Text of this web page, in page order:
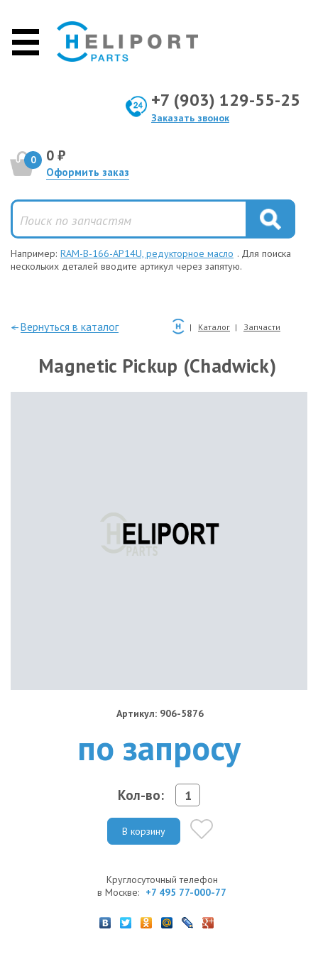
+7 (903) 129-55-25
Заказать звонок
0 0 ₽
Оформить заказ
Например: RAM-B-166-AP14U, редукторное масло . Для поиска
нескольких деталей вводите артикул через запятую.
—Вернуться в каталог Каталог Запчасти
Magnetic Pickup (Chadwick)
Артикул: 906-5876
по запросу
Кол-во:
В корзину
Круглосуточный телефон
в Москве: +7 495 77-000-77